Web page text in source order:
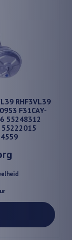
RHF3VL39
F31CAY-
55248312